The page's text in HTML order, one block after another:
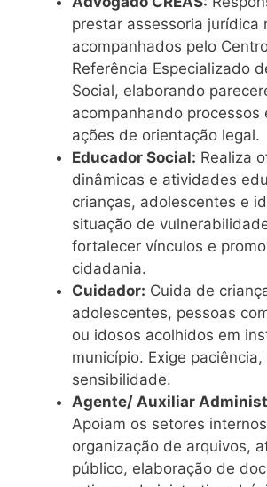
prestar assessoria jurídica
acompanhados pelo
Referência Especializado
Social, elaborando
acompanhando processos
ações de orientação legal.
Educador Social: Realiza
dinâmicas e atividades
crianças, adolescentes e
situação de
fortalecer vínculos e
cidadania.
Cuidador: Cuida de
adolescentes, pessoas
ou idosos acolhidos em
município. Exige
sensibilidade.
Agente/ Auxiliar
Apoiam os setores
organização de arquivos,
público, elaboração de